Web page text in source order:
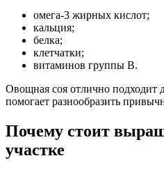
омега-3 жирных кислот;
кальция;
белка;
клетчатки;
витаминов группы B.
Овощная соя отлично подходит
помогает разнообразить
Почему стоит
участке